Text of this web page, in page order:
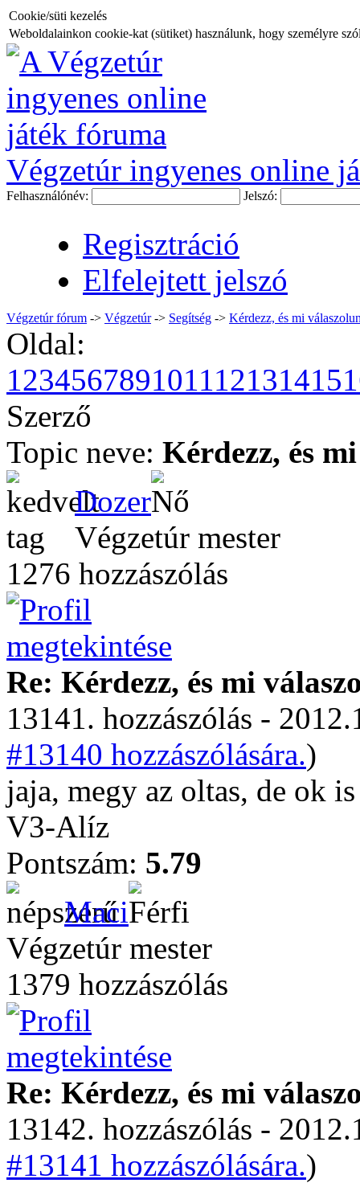
Cookie/süti kezelés
Weboldalainkon cookie-kat (sütiket) használunk, hogy személyre
Végzetúr ingyenes online
Felhasználónév: Jelszó:
Regisztráció
Elfelejtett jelszó
Végzetúr fórum -> Végzetúr-> Segítség -> Kérdezz, és mi
Oldal:
123456789101112131415
Szerző
Topic neve: Kérdezz, és
Dozer
Végzetúr mester
1276 hozzászólás
Re: Kérdezz, és mi
13141. hozzászólás -
#13140 hozzászólására.)
jaja, megy az oltas, de ok
V3-Alíz
Pontszám: 5.79
Maci
Végzetúr mester
1379 hozzászólás
Re: Kérdezz, és mi
13142. hozzászólás -
#13141 hozzászólására.)